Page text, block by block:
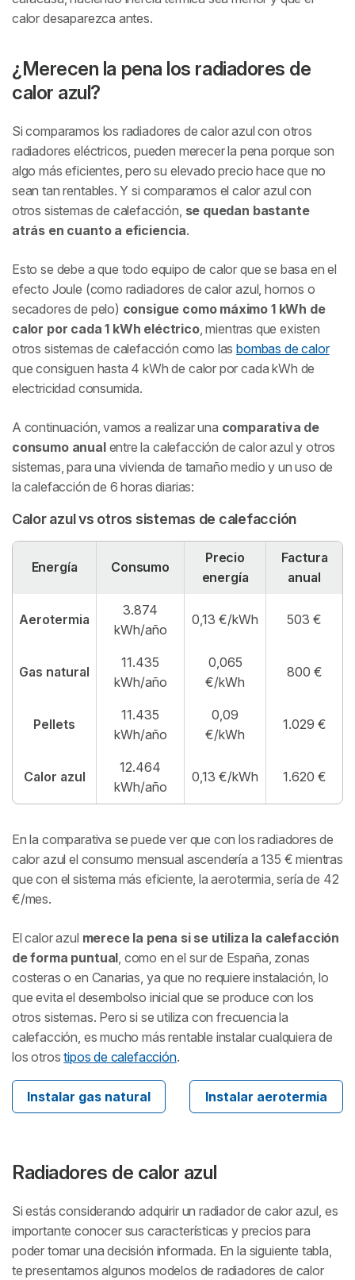
calor desaparezca antes.
¿Merecen la pena los radiadores de
calor azul?
Si comparamos los radiadores de calor azul con otros
radiadores eléctricos, pueden merecer la pena porque son
algo más eficientes, pero su elevado precio hace que no
sean tan rentables. Y si comparamos el calor azul con
otros sistemas de calefacción, se quedan bastante
atrás en cuanto a eficiencia.
Esto se debe a que todo equipo de calor que se basa en el
efecto Joule (como radiadores de calor azul, hornos o
secadores de pelo) consigue como máximo 1 kWh de
calor por cada 1 kWh eléctrico, mientras que existen
otros sistemas de calefacción como lasbombas de calor
que consiguen hasta 4 kWh de calor por cada kWh de
electricidad consumida.
A continuación, vamos a realizar una comparativa de
consumo anualentre la calefacción de calor azul y otros
sistemas, para una vivienda de tamaño medio y un uso de
la calefacción de 6 horas diarias:
Calor azul vs otros sistemas de calefacción
Energía Consumo
Precio
energía
Factura
anual
Aerotermia
3.874
kWh/año
0,13 €/kWh 503 €
Gas natural
11.435
kWh/año
0,065
€/kWh
800 €
Pellets
11.435
kWh/año
0,09
€/kWh
1.029 €
Calor azul
12.464
kWh/año
0,13 €/kWh 1.620 €
En la comparativa se puede ver que con los radiadores de
calor azul el consumo mensual ascendería a 135 € mientras
que con el sistema más eficiente, la aerotermia, sería de 42
€/mes.
El calor azul merece la pena si se utiliza la calefacción
de forma puntual , como en el sur de España, zonas
costeras o en Canarias, ya que no requiere instalación, lo
que evita el desembolso inicial que se produce con los
otros sistemas. Pero si se utiliza con frecuencia la
calefacción, es mucho más rentable instalar cualquiera de
los otrostipos de calefacción.
Instalar gas natural Instalar aerotermia
Radiadores de calor azul
Si estás considerando adquirir un radiador de calor azul, es
importante conocer sus características y precios para
poder tomar una decisión informada. En la siguiente tabla,
te presentamos algunos modelos de radiadores de calor